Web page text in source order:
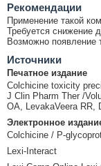
Рекомендации
Применение такой
Требуется снижение
Возможно появление
Источники
Печатное издание
Colchicine toxicity
J Clin Pharm Ther /
OA, LevakaVeera RR,
Электронное
Colchicine / P-
Lexi-Interact